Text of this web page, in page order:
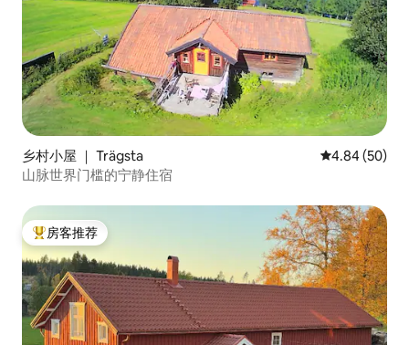
乡村小屋 ｜ Trägsta 平均评分 4.84
4.84 (50)
山脉世界门槛的宁静住宿
热门「房客推荐」
房客推荐